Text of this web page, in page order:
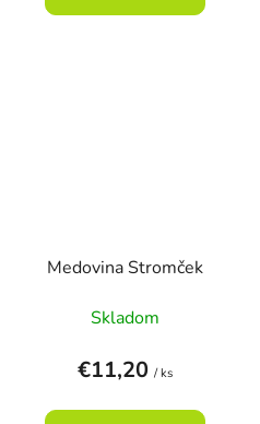
Medovina Stromček
Skladom
€11,20 / ks